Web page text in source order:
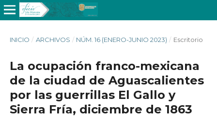
INICIO / ARCHIVOS / NÚM. 16 (ENERO-JUNIO 2023) / Escritorio
La ocupación franco-mexicana
de la ciudad de Aguascalientes
por las guerrillas El Gallo y
Sierra Fría, diciembre de 1863